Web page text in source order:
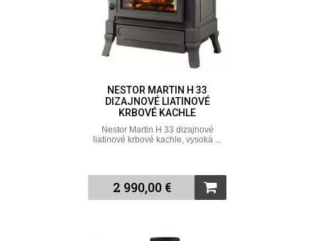
NESTOR MARTIN H 33
DIZAJNOVÉ LIATINOVÉ
KRBOVÉ KACHLE
Nestor Martin H 33 dizajnové
liatinové krbové kachle, vysoká ...
2 990,00 €